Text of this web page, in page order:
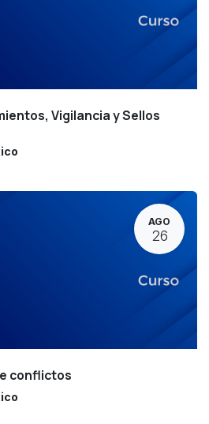
Vigilancia y Sellos
AGO
26
conflictos